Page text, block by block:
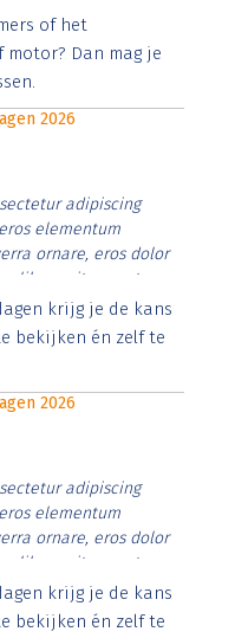
id rutrum lorem
tristique posuere.
of het
Dan mag je
2026
adipiscing
elementum
ornare, eros dolor
libero vitae erat.
id rutrum lorem
tristique posuere.
krijg je de kans
bekijken én zelf te
2026
adipiscing
elementum
ornare, eros dolor
libero vitae erat.
id rutrum lorem
tristique posuere.
krijg je de kans
bekijken én zelf te